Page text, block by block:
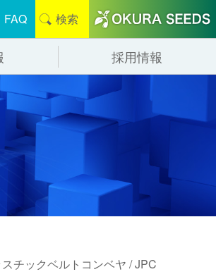
FAQ 検索
グシステム
採用情報
チックベルトコンベヤ / JPC